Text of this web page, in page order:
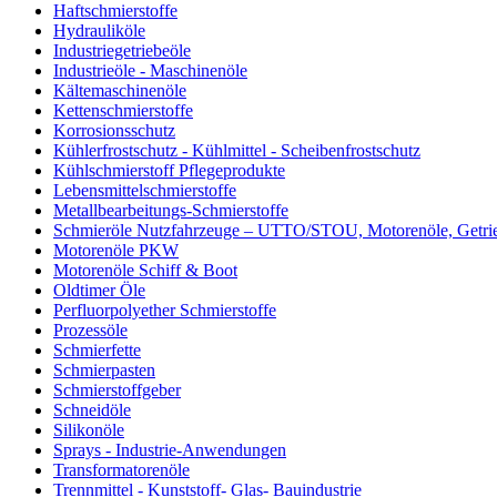
Haftschmierstoffe
Hydrauliköle
Industriegetriebeöle
Industrieöle - Maschinenöle
Kältemaschinenöle
Kettenschmierstoffe
Korrosionsschutz
Kühlerfrostschutz - Kühlmittel - Scheibenfrostschutz
Kühlschmierstoff Pflegeprodukte
Lebensmittelschmierstoffe
Metallbearbeitungs-Schmierstoffe
Schmieröle Nutzfahrzeuge – UTTO/STOU, Motorenöle,
Motorenöle PKW
Motorenöle Schiff & Boot
Oldtimer Öle
Perfluorpolyether Schmierstoffe
Prozessöle
Schmierfette
Schmierpasten
Schmierstoffgeber
Schneidöle
Silikonöle
Sprays - Industrie-Anwendungen
Transformatorenöle
Trennmittel - Kunststoff- Glas- Bauindustrie